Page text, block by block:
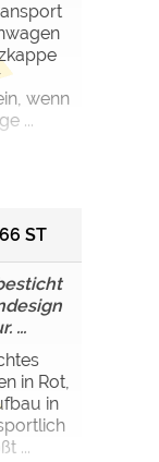
wenn
...
ST
...
in Rot,
in
...